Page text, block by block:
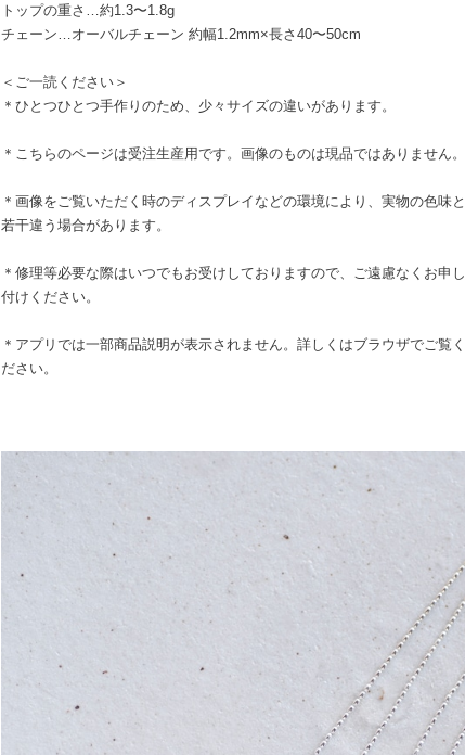
トップの重さ…約1.3〜1.8g
チェーン…オーバルチェーン 約幅1.2mm×長さ40〜50cm
＜ご一読ください＞
＊ひとつひとつ手作りのため、少々サイズの違いがあります。
＊こちらのページは受注生産用です。画像のものは現品ではありません。
＊画像をご覧いただく時のディスプレイなどの環境により、実物の色味と
若干違う場合があります。
＊修理等必要な際はいつでもお受けしておりますので、ご遠慮なくお申し
付けください。
＊アプリでは一部商品説明が表示されません。詳しくはブラウザでご覧く
ださい。